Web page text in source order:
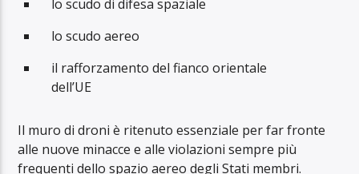
lo scudo di difesa spaziale
lo scudo aereo
il rafforzamento del fianco orientale
dell’UE
Il muro di droni è ritenuto essenziale per far fronte
alle nuove minacce e alle violazioni sempre più
frequenti dello spazio aereo degli Stati membri.